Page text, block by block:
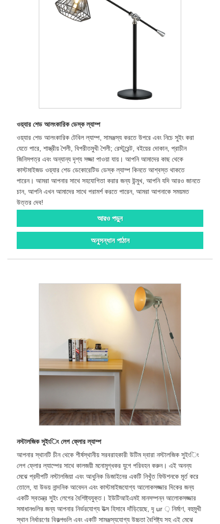
ওয়্যার শেড আলংকারিক ডেস্ক ল্যাম্প
ওয়্যার শেড আলংকারিক টেবিল ল্যাম্প, সামঞ্জস্য করতে উপরে এবং নিচে সুইং করা
যেতে পারে, শাস্ত্রীয় শৈলী, বিপরীতমুখী শৈলী; রেস্টুরেন্ট, বইয়ের দোকান, প্রাচীন
জিনিসপত্র এবং অন্যান্য দৃশ্য সজ্জা পাওয়া যায়। আপনি আমাদের কাছ থেকে
কাস্টমাইজড ওয়্যার শেড ডেকোরেটিভ ডেস্ক ল্যাম্প কিনতে আশ্বস্ত থাকতে
পারেন। আমরা আপনার সাথে সহযোগিতা করার জন্য উন্মুখ, আপনি যদি আরও জানতে
চান, আপনি এখন আমাদের সাথে পরামর্শ করতে পারেন, আমরা আপনাকে সময়মত
উত্তর দেব!
আরও পড়ুন
অনুসন্ধান পাঠান
নস্টালজিক সুইংিং লেগ ফ্লোর ল্যাম্প
আপনার স্থানটি চীন থেকে শীর্ষস্থানীয় সরবরাহকারী উটিম দ্বারা নস্টালজিক সুইংিং
লেগ ফ্লোর ল্যাম্পের সাথে কালজয়ী মনোমুগ্ধকর যুগে পরিবহন করুন। এই অনন্য
মেঝে প্রদীপটি নস্টালজিয়া এবং আধুনিক ডিজাইনের একটি নিখুঁত ফিউশনকে মূর্ত করে
তোলে, যা উভয় নান্দনিক আবেদন এবং কাস্টমাইজযোগ্য আলোকসজ্জার দিকের জন্য
একটি স্বতন্ত্র সুইং লেগের বৈশিষ্ট্যযুক্ত। ইউটিআইএমই মানসম্পন্ন আলোকসজ্জার
সমাধানগুলির জন্য আপনার নির্ভরযোগ্য উত্স হিসাবে দাঁড়িয়েছে, দৃ ur ় নির্মাণ, বহুমুখী
স্থান নির্ধারণের বিকল্পগুলি এবং একটি সামঞ্জস্যযোগ্য উচ্চতা বৈশিষ্ট্য সহ এই মেঝে